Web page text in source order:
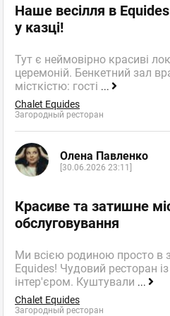
Наше весілля в
у казці!
Тут є неймовірно красиві
церемоній. Бенкетний зал
місткістю: гості ...
Chalet Equides
Загородный ресторан
Олена Павленко
[30.06.2026 23:11]
Красиве та затишне
обслуговування
Ми всією родиною просто в
Equides! Чудовий ресторан
інтер'єром. Куштували ...
Chalet Equides
Загородный ресторан